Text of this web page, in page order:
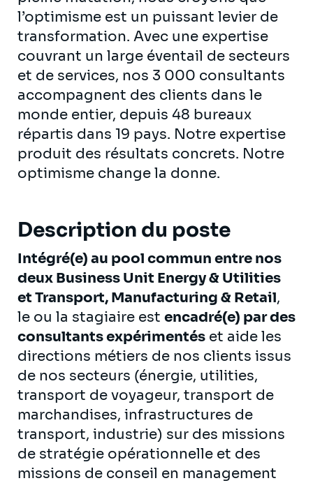
l’optimisme est un puissant levier de
transformation. Avec une expertise
couvrant un large éventail de secteurs
et de services, nos 3 000 consultants
accompagnent des clients dans le
monde entier, depuis 48 bureaux
répartis dans 19 pays. Notre expertise
produit des résultats concrets. Notre
optimisme change la donne.
Description du poste
Intégré(e) au pool commun entre nos
deux Business Unit Energy & Utilities
et Transport, Manufacturing & Retail,
le ou la stagiaire est encadré(e) par des
consultants expérimentés et aide les
directions métiers de nos clients issus
de nos secteurs (énergie, utilities,
transport de voyageur, transport de
marchandises, infrastructures de
transport, industrie) sur des missions
de stratégie opérationnelle et des
missions de conseil en management